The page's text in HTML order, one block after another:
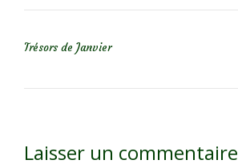
Trésors de Janvier
Laisser un commentaire